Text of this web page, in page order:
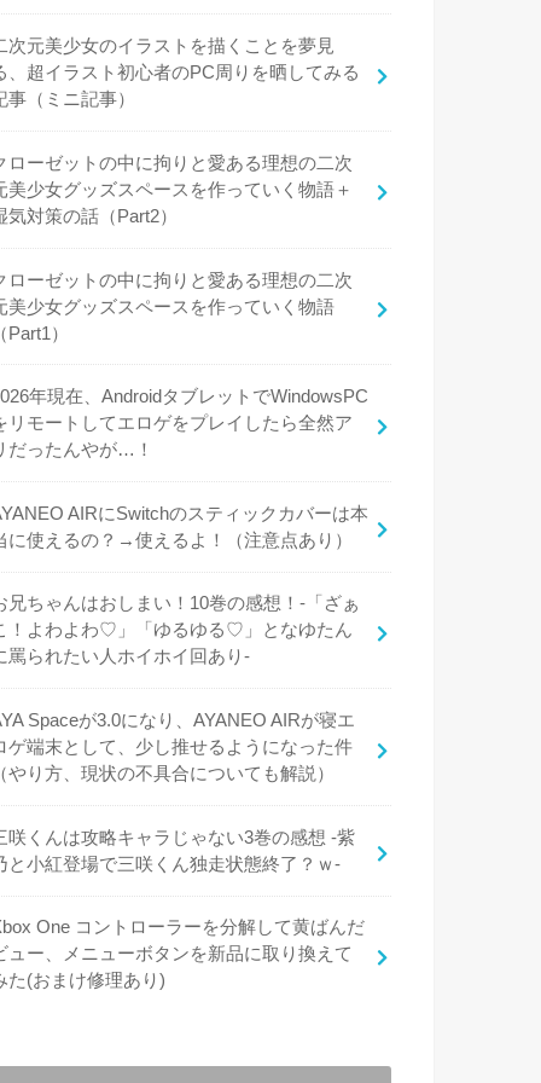
次元美少女のイラストを描くことを夢見
、超イラスト初心者のPC周りを晒してみる
事（ミニ記事）
ローゼットの中に拘りと愛ある理想の二次
美少女グッズスペースを作っていく物語＋
気対策の話（Part2）
ローゼットの中に拘りと愛ある理想の二次
美少女グッズスペースを作っていく物語
Part1）
年現在、AndroidタブレットでWindowsPC
リモートしてエロゲをプレイしたら全然ア
だったんやが…！
AIRにSwitchのスティックカバーは本
に使えるの？→使えるよ！（注意点あり）
兄ちゃんはおしまい！10巻の感想！-「ざぁ
！よわよわ♡」「ゆるゆる♡」となゆたん
罵られたい人ホイホイ回あり-
Spaceが3.0になり、AYANEO AIRが寝エ
ゲ端末として、少し推せるようになった件
やり方、現状の不具合についても解説）
咲くんは攻略キャラじゃない3巻の感想 -紫
と小紅登場で三咲くん独走状態終了？ｗ-
One コントローラーを分解して黄ばんだ
ュー、メニューボタンを新品に取り換えて
た(おまけ修理あり)